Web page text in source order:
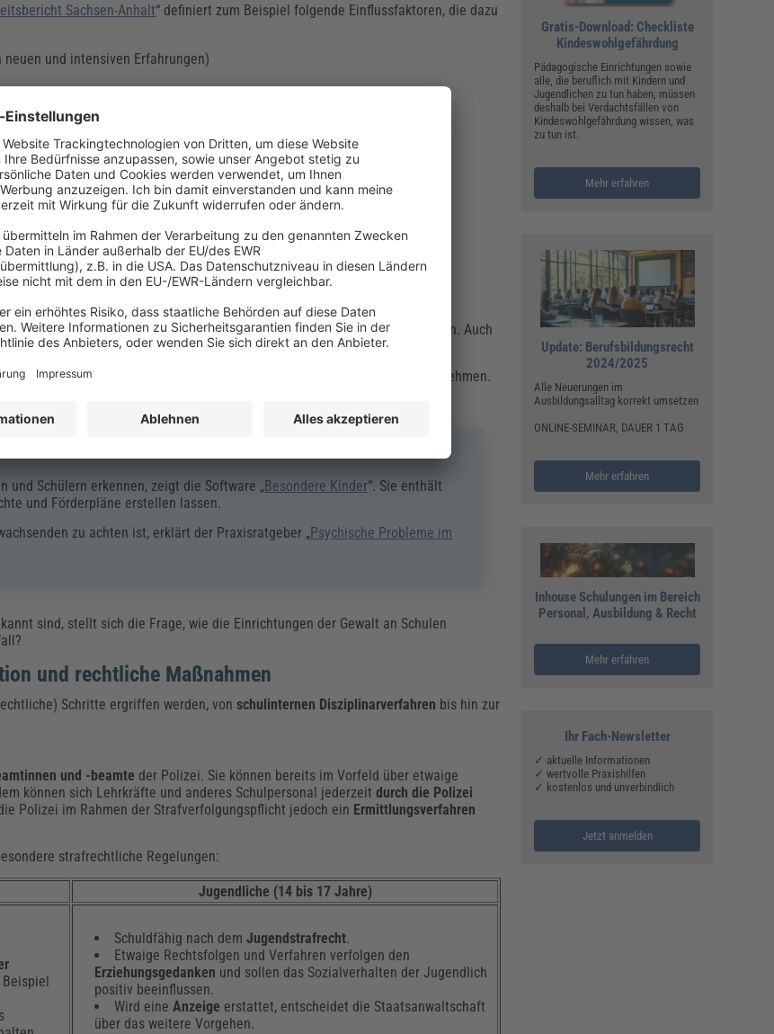
Sachsen-Anhalt“ definiert zum Beispiel folgende Einflussfaktoren, die dazu
neuen und intensiven Erfahrungen)
Erkrankungen wieDepressionen, Aufmerksamkeitsstörungen
Verhalten zu entwickeln, bei Jungen insgesamt höher als bei Mädchen. Auch
reagieren als Mädchen.
Sorgen und Herausforderungen ihrer Schülerinnen und Schüler ernst nehmen.
Förderbedarf oder psychischen
und Schülern erkennen, zeigt die Software „Besondere Kinder“. Sie enthält
und Förderpläne erstellen lassen.
zu achten ist, erklärt der Praxisratgeber „Psychische Probleme im
sind, stellt sich die Frage, wie die Einrichtungen der Gewalt an Schulen
und rechtliche Maßnahmen
Schritte ergriffen werden, vonschulinternen Disziplinarverfahren bis hin zur
und -beamte der Polizei. Sie können bereits im Vorfeld über etwaige
können sich Lehrkräfte und anderes Schulpersonal jederzeitdurch die Polizei
Polizei im Rahmen der Strafverfolgungspflicht jedoch ein Ermittlungsverfahren
strafrechtliche Regelungen:
Jugendliche (14 bis 17 Jahre)
Schuldfähig nach demJugendstrafrecht.
Etwaige Rechtsfolgen und Verfahren verfolgen den
Erziehungsgedanken und sollen das Sozialverhalten der Jugendlich
positiv beeinflussen.
Wird eineAnzeige erstattet, entscheidet die Staatsanwaltschaft
über das weitere Vorgehen.
Gratis-Download: Checkliste
Kindeswohlgefährdung
Pädagogische Einrichtungen sowie
alle, die beruflich mit Kindern und
Jugendlichen zu tun haben, müssen
deshalb bei Verdachtsfällen von
Kindeswohlgefährdung wissen, was
zu tun ist.
Mehr erfahren
Update: Berufsbildungsrecht
2024/2025
Alle Neuerungen im
Ausbildungsalltag korrekt umsetzen
ONLINE-SEMINAR, DAUER 1 TAG
Mehr erfahren
Inhouse Schulungen im Bereich
Personal, Ausbildung & Recht
Mehr erfahren
Ihr Fach-Newsletter
✓ aktuelle Informationen
✓ wertvolle Praxishilfen
✓ kostenlos und unverbindlich
Jetzt anmelden